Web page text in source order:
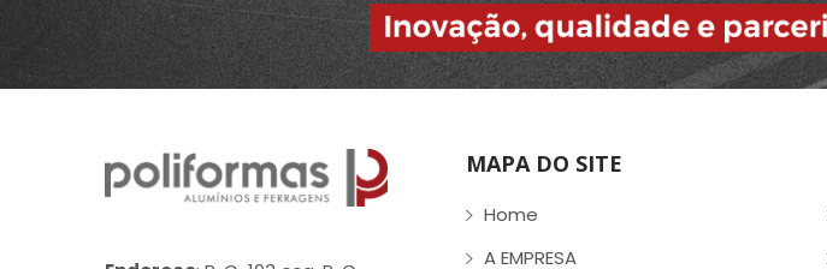
MAPA DO SITE
Home
A EMPRESA